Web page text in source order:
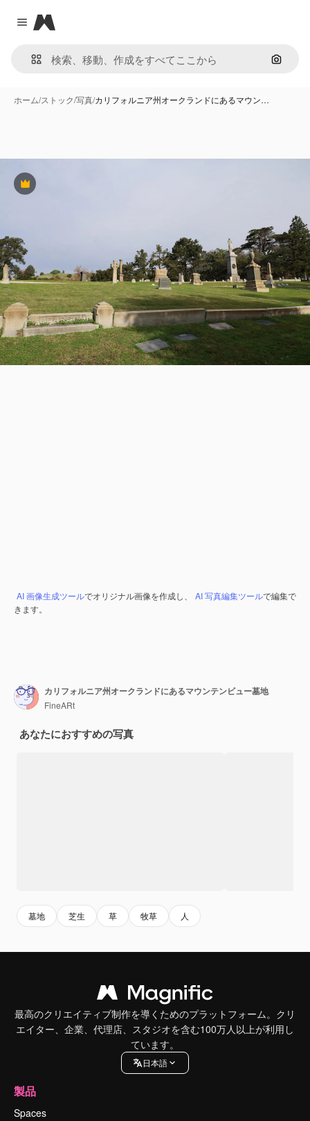
Close menu
Magnific
画像で
ホーム/ストック/写真/カリフォルニア州オークランドにあるマウン…
Premium
AI 画像生成ツールでオリジナル画像を作成し、 AI 写真編集ツールで編集で
きます。
カリフォルニア州オークランドにあるマウンテンビュー墓地
FineARt
あなたにおすすめの写真
墓地 芝生 草 牧草 人
最高のクリエイティブ制作を導くためのプラットフォーム。クリ
エイター、企業、代理店、スタジオを含む100万人以上が利用し
ています。
日本語
製品
Spaces